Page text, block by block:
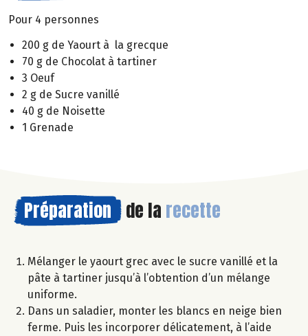
Pour 4 personnes
200 g de Yaourt à la grecque
70 g de Chocolat à tartiner
3 Oeuf
2 g de Sucre vanillé
40 g de Noisette
1 Grenade
Préparation de la recette
Mélanger le yaourt grec avec le sucre vanillé et la
pâte à tartiner jusqu’à l’obtention d’un mélange
uniforme.
Dans un saladier, monter les blancs en neige bien
ferme. Puis les incorporer délicatement, à l’aide